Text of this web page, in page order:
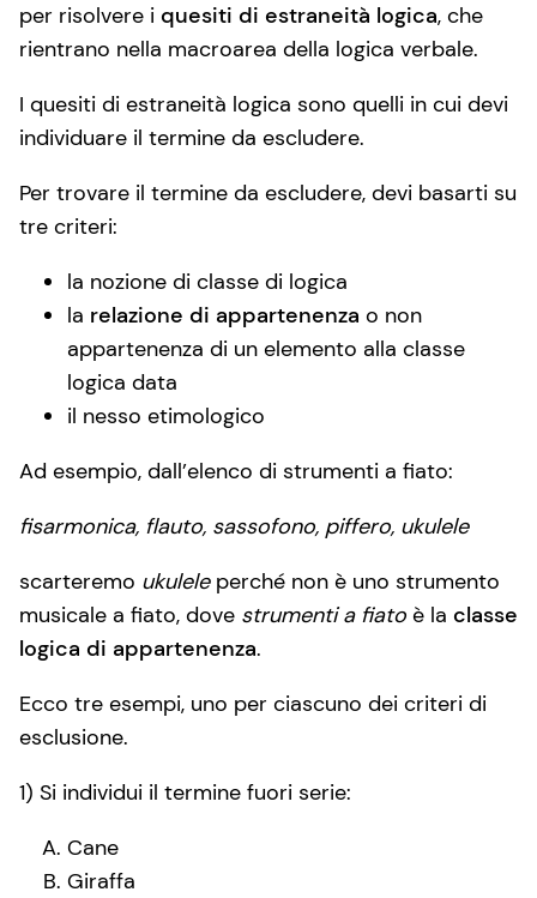
per risolvere i quesiti di estraneità logica, che
rientrano nella macroarea della logica verbale.
I quesiti di estraneità logica sono quelli in cui devi
individuare il termine da escludere.
Per trovare il termine da escludere, devi basarti su
tre criteri:
la nozione di classe di logica
la relazione di appartenenza o non
appartenenza di un elemento alla classe
logica data
il nesso etimologico
Ad esempio, dall’elenco di strumenti a fiato:
fisarmonica, flauto, sassofono, piffero, ukulele
scarteremo ukuleleperché non è uno strumento
musicale a fiato, dove strumenti a fiato è la classe
logica di appartenenza.
Ecco tre esempi, uno per ciascuno dei criteri di
esclusione.
1) Si individui il termine fuori serie:
Cane
Giraffa